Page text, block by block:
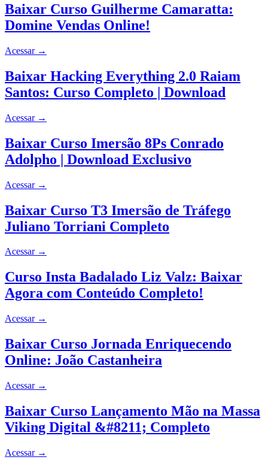
Baixar Curso Guilherme Camaratta:
Domine Vendas Online!
Acessar →
Baixar Hacking Everything 2.0 Raiam
Santos: Curso Completo | Download
Acessar →
Baixar Curso Imersão 8Ps Conrado
Adolpho | Download Exclusivo
Acessar →
Baixar Curso T3 Imersão de Tráfego
Juliano Torriani Completo
Acessar →
Curso Insta Badalado Liz Valz: Baixar
Agora com Conteúdo Completo!
Acessar →
Baixar Curso Jornada Enriquecendo
Online: João Castanheira
Acessar →
Baixar Curso Lançamento Mão na Massa
Viking Digital &#8211; Completo
Acessar →